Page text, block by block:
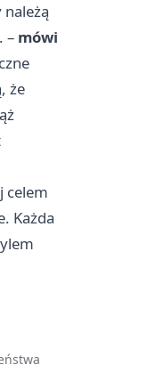
– mówi
że
celem
Każda